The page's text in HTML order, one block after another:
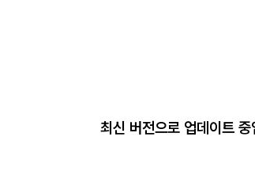
최신 버전으로 업데이트